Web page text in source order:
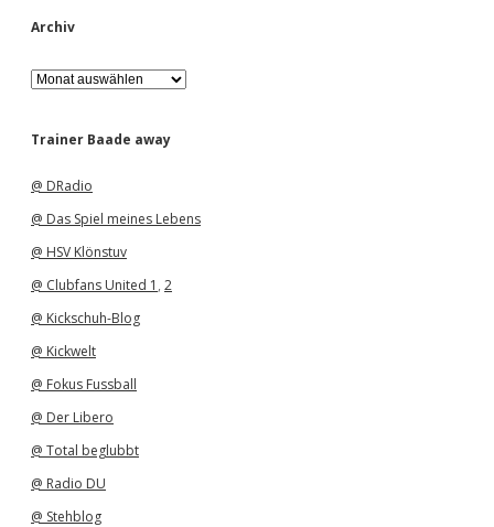
Archiv
A
r
h
Trainer Baade away
@ DRadio
@ Das Spiel meines Lebens
@ HSV Klönstuv
@ Clubfans United 1 , 2
@ Kickschuh-Blog
@ Kickwelt
@ Fokus Fussball
@ Der Libero
@ Total beglubbt
@ Radio DU
@ Stehblog